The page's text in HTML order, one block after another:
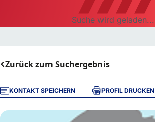
Suche wird geladen...
Zurück zum Suchergebnis
KONTAKT SPEICHERN PROFIL DRUCKEN